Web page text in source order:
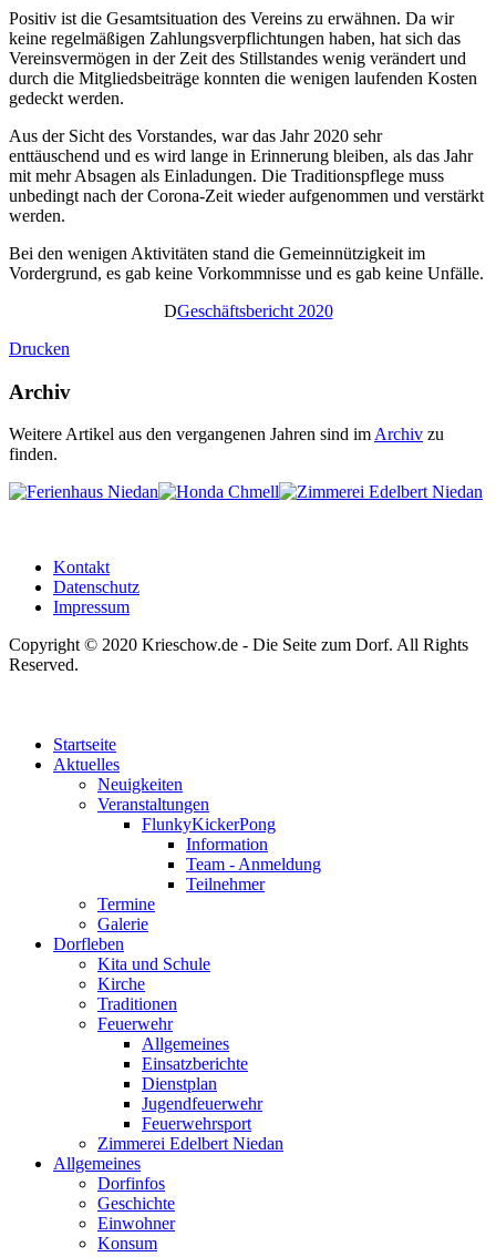
Positiv ist die Gesamtsituation des Vereins zu erwähnen. Da wir
keine regelmäßigen Zahlungsverpflichtungen haben, hat sich das
Vereinsvermögen in der Zeit des Stillstandes wenig verändert und
durch die Mitgliedsbeiträge konnten die wenigen laufenden Kosten
gedeckt werden.
Aus der Sicht des Vorstandes, war das Jahr 2020 sehr
enttäuschend und es wird lange in Erinnerung bleiben, als das Jahr
mit mehr Absagen als Einladungen. Die Traditionspflege muss
unbedingt nach der Corona-Zeit wiederaufgenommen und verstärkt
werden.
Bei den wenigen Aktivitäten stand die Gemeinnützigkeit im
Vordergrund, es gab keine Vorkommnisse und es gab keine Unfälle.
DGeschäftsbericht 2020
Drucken
Archiv
Weitere Artikel aus den vergangenen Jahren sind im Archiv zu
finden.
Kontakt
Datenschutz
Impressum
Copyright © 2020 Krieschow.de - Die Seite zum Dorf. All Rights
Reserved.
Startseite
Aktuelles
Neuigkeiten
Veranstaltungen
FlunkyKickerPong
Information
Team - Anmeldung
Teilnehmer
Termine
Galerie
Dorfleben
Kita und Schule
Kirche
Traditionen
Feuerwehr
Allgemeines
Einsatzberichte
Dienstplan
Jugendfeuerwehr
Feuerwehrsport
Zimmerei Edelbert Niedan
Allgemeines
Dorfinfos
Geschichte
Einwohner
Konsum